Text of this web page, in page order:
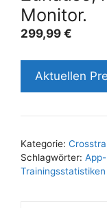
Monitor.
299,99 €
Aktuellen
Kategorie:
Schlagwörter:
Trainingsstatistiken